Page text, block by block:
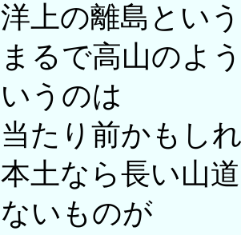
洋上の離島とい
まるで高山のよ
いうのは
当たり前かもし
本土なら長い山
ないものが